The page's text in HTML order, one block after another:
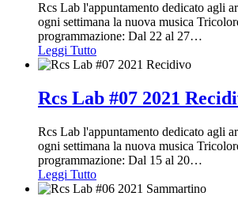
Rcs Lab l'appuntamento dedicato agli
ogni settimana la nuova musica
programmazione: Dal 22 al 27…
Leggi Tutto
Rcs Lab #07 2021
Rcs Lab l'appuntamento dedicato agli
ogni settimana la nuova musica
programmazione: Dal 15 al 20…
Leggi Tutto